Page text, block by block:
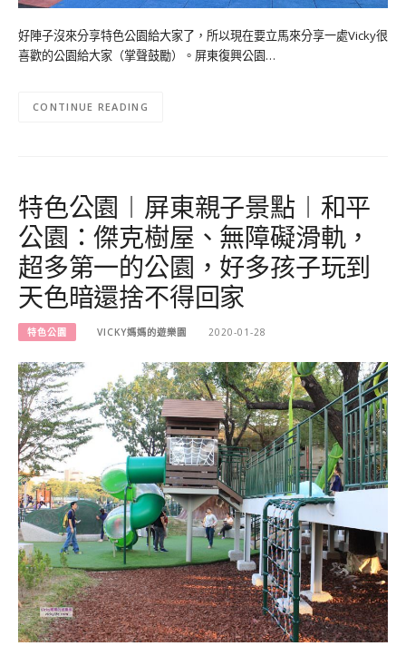
好陣子沒來分享特色公園給大家了，所以現在要立馬來分享一處Vicky很
喜歡的公園給大家（掌聲鼓勵）。屏東復興公園…
CONTINUE READING
特色公園︱屏東親子景點︱和平
公園：傑克樹屋、無障礙滑軌，
超多第一的公園，好多孩子玩到
天色暗還捨不得回家
特色公園 VICKY媽媽的遊樂園 2020-01-28